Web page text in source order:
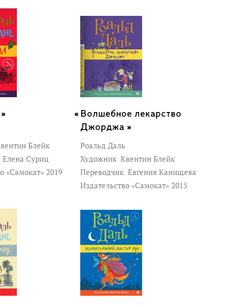
Блейк
Елена Суриц
«Самокат» 2019
Волшебное лекарство
Джорджа »
Роальд Даль
Художник Квентин Блейк
Переводчик Евгения Канищева
Издательство «Самокат» 2015